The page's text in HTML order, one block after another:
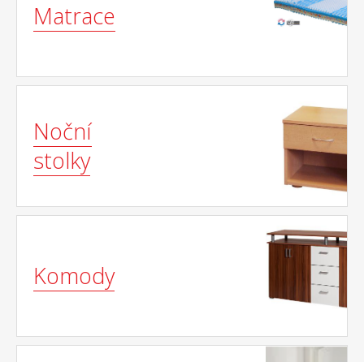
Matrace
Noční
stolky
Komody